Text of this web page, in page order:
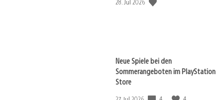
Neue Spiele bei den
Sommerangeboten im PlayStation
Store